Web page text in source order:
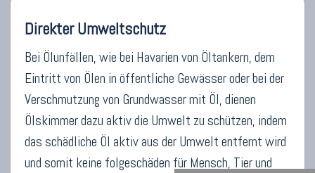
Direkter Umweltschutz
Bei Ölunfällen, wie bei Havarien von Öltankern, dem
Eintritt von Ölen in öffentliche Gewässer oder bei der
Verschmutzung von Grundwasser mit Öl, dienen
Ölskimmer dazu aktiv die Umwelt zu schützen, indem
das schädliche Öl aktiv aus der Umwelt entfernt wird
und somit keine folgeschäden für Mensch, Tier und